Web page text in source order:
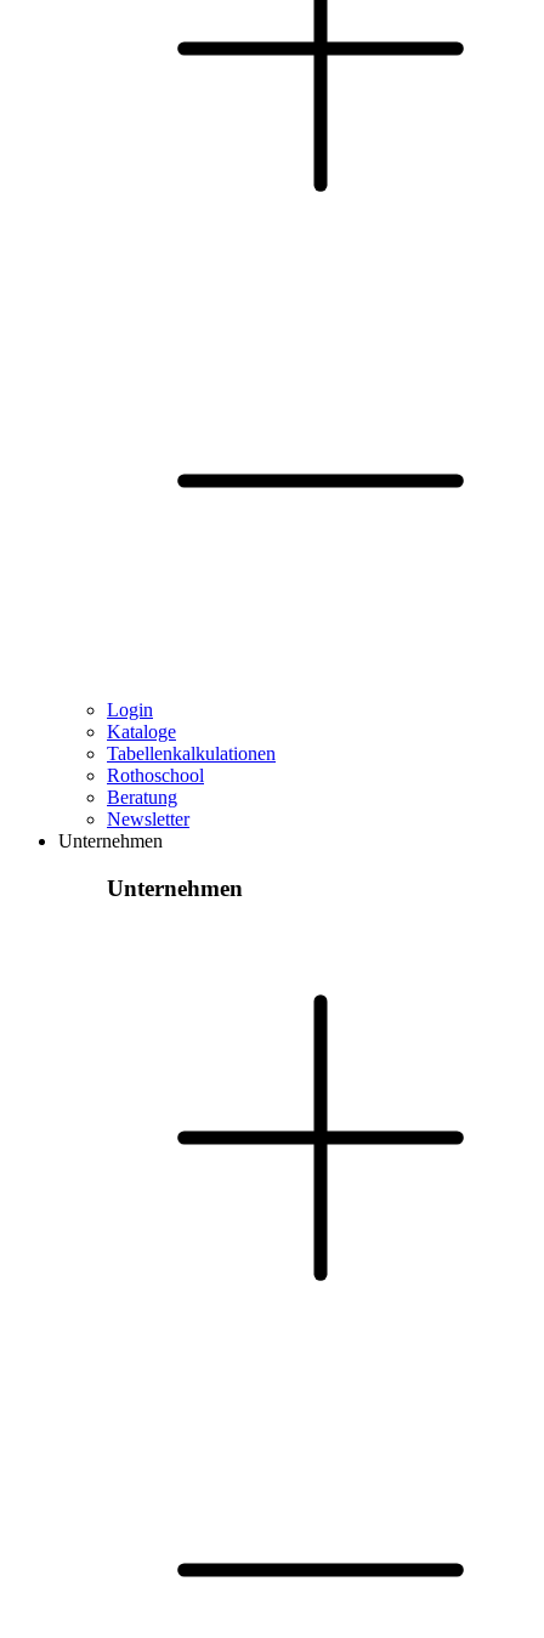
Login
Kataloge
Tabellenkalkulationen
Rothoschool
Beratung
Newsletter
Unternehmen
Unternehmen